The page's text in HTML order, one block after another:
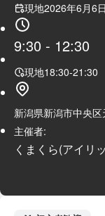
現地2026年6月6
9:30 - 12:30
現地18:30-21:30
新潟県新潟市中央
主催者:
くまくら(アイリ